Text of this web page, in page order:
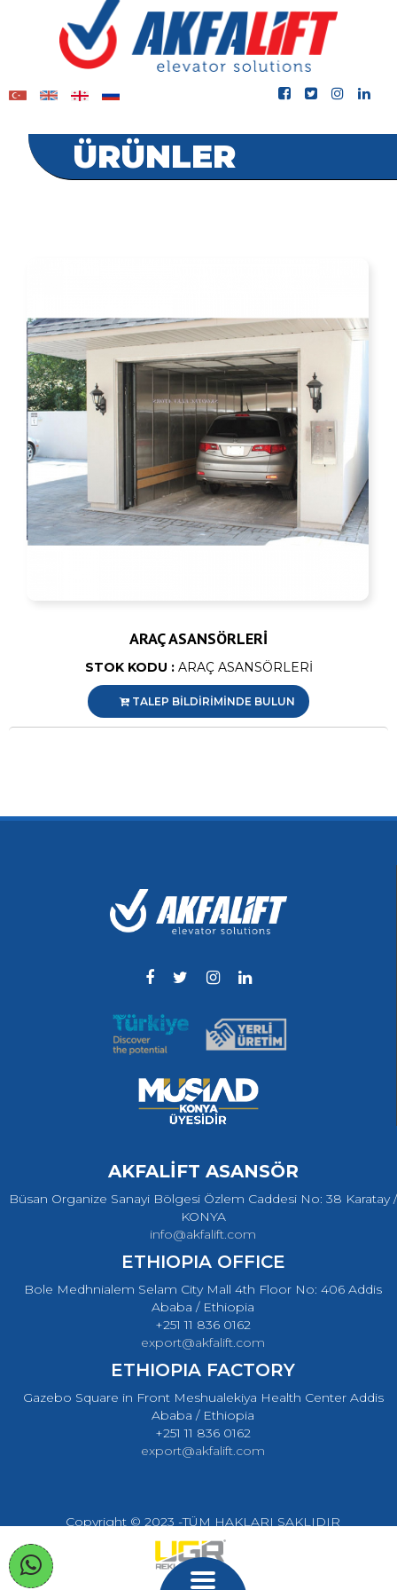
ÜRÜNLER
ARAÇ ASANSÖRLERİ
STOK KODU : ARAÇ ASANSÖRLERİ
TALEP BİLDİRİMİNDE BULUN
AKFALİFT ASANSÖR
Büsan Organize Sanayi Bölgesi Özlem Caddesi No: 38 Karatay /
KONYA
info@akfalift.com
ETHIOPIA OFFICE
Bole Medhnialem Selam City Mall 4th Floor No: 406 Addis
Ababa / Ethiopia
+251 11 836 0162
export@akfalift.com
ETHIOPIA FACTORY
Gazebo Square in Front Meshualekiya Health Center Addis
Ababa / Ethiopia
+251 11 836 0162
export@akfalift.com
Copyright © 2023 -TÜM HAKLARI SAKLIDIR